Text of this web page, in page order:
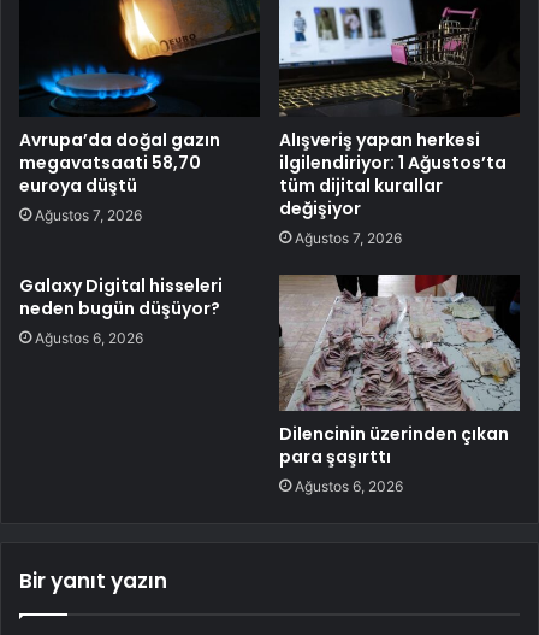
Avrupa’da doğal gazın
megavatsaati 58,70
euroya düştü
Ağustos 7, 2026
Alışveriş yapan herkesi
ilgilendiriyor: 1 Ağustos’ta
tüm dijital kurallar
değişiyor
Ağustos 7, 2026
Galaxy Digital hisseleri
neden bugün düşüyor?
Ağustos 6, 2026
Dilencinin üzerinden çıkan
para şaşırttı
Ağustos 6, 2026
Bir yanıt yazın